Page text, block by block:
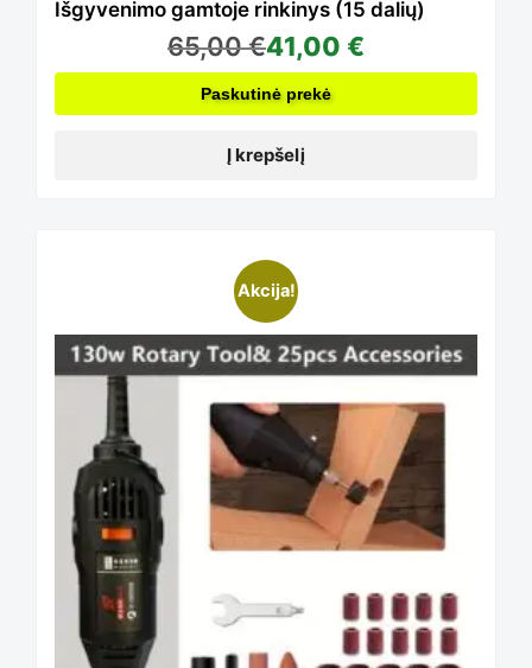
Išgyvenimo gamtoje rinkinys (15 dalių)
65,00€41,00 €
Paskutinė prekė
Į krepšelį
Akcija!
product
has
multiple
variants.